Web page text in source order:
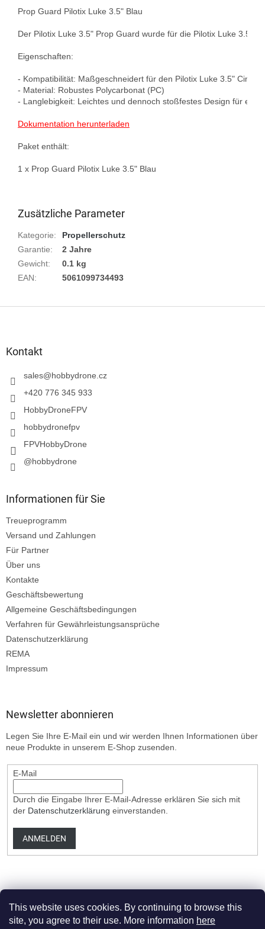
This website uses cookies. By continuing to browse this
site, you agree to their use. More information here
Prop Guard Pilotix Luke 3.5" Blau
Der Pilotix Luke 3.5" Prop Guard wurde für die Pilotix Luke 3.5"
Eigenschaften:
- Kompatibilität: Maßgeschneidert für den Pilotix Luke 3.5"
- Material: Robustes Polycarbonat (PC)
- Langlebigkeit: Leichtes und dennoch stoßfestes Design für eine
Dokumentation herunterladen
Paket enthält:
1 х Prop Guard Pilotix Luke 3.5" Blau
Zusätzliche Parameter
Kategorie:
Propellerschutz
Garantie:
2 Jahre
Gewicht:
0.1 kg
EAN: 5061099734493
Kontakt
sales@hobbydrone.cz
+420 776 345 933
HobbyDroneFPV
hobbydronefpv
FPVHobbyDrone
@hobbydrone
Informationen für Sie
Treueprogramm
Versand und Zahlungen
Für Partner
Über uns
Kontakte
Geschäftsbewertung
Allgemeine Geschäftsbedingungen
Verfahren für Gewährleistungsansprüche
Datenschutzerklärung
REMA
Impressum
Newsletter abonnieren
Legen Sie Ihre E-Mail ein und wir werden Ihnen Informationen über
neue Produkte in unserem E-Shop zusenden.
E-Mail
Durch die Eingabe Ihrer E-Mail-Adresse erklären Sie sich mit
der Datenschutzerklärung einverstanden.
ANMELDEN